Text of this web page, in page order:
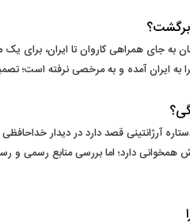
خارجی سرخ‌پوشان به جای همراهی کاروان تا
به ایران آمده و به مرخصی نرفته
همخوانی دارد؛ اما بررسی منابع رسمی و